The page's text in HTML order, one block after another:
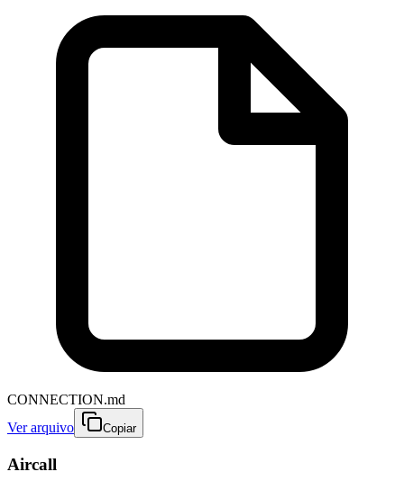
CONNECTION.md
Ver arquivo
Copiar
Aircall